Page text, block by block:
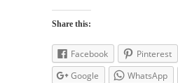
Share this:
Facebook Pinterest
Google
WhatsApp